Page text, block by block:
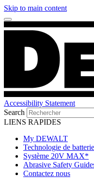
Skip to main content
Accessibility Statement
Search
LIENS RAPIDES
My DEWALT
Technologie de
Système 20V MAX*
Abrasive Safety
Contactez nous